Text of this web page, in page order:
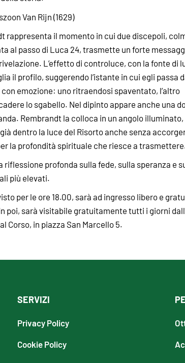
Van Rijn (1629)
rappresenta il momento in cui due discepoli,
al passo di Luca 24, trasmette un forte
L’effetto di controluce, con la fonte di
il profilo, suggerendo l’istante in cui egli passa
emozione: uno ritraendosi spaventato, l’altro
lo sgabello. Nel dipinto appare anche una
Rembrandt la colloca in un angolo
dentro la luce del Risorto anche senza
la profondità spirituale che riesce a
riflessione profonda sulla fede, sulla speranza e
più elevati.
per le ore 18.00, sarà ad ingresso libero e
poi, sarà visitabile gratuitamente tutti i giorni
Corso, in piazza San Marcello 5.
SERVIZI
Privacy Policy
Cookie Policy